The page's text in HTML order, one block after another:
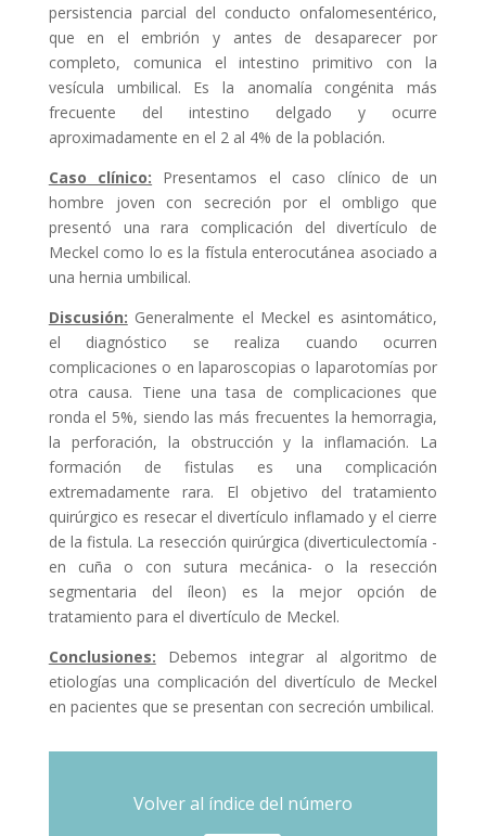
persistencia parcial del conducto onfalomesentérico,
que en el embrión y antes de desaparecer por
completo, comunica el intestino primitivo con la
vesícula umbilical. Es la anomalía congénita más
frecuente del intestino delgado y ocurre
aproximadamente en el 2 al 4% de la población.
Caso clínico: Presentamos el caso clínico de un
hombre joven con secreción por el ombligo que
presentó una rara complicación del divertículo de
Meckel como lo es la fístula enterocutánea asociado a
una hernia umbilical.
Discusión: Generalmente el Meckel es asintomático,
el diagnóstico se realiza cuando ocurren
complicaciones o en laparoscopias o laparotomías por
otra causa. Tiene una tasa de complicaciones que
ronda el 5%, siendo las más frecuentes la hemorragia,
la perforación, la obstrucción y la inflamación. La
formación de fistulas es una complicación
extremadamente rara. El objetivo del tratamiento
quirúrgico es resecar el divertículo inflamado y el cierre
de la fistula. La resección quirúrgica (diverticulectomía -
en cuña o con sutura mecánica- o la resección
segmentaria del íleon) es la mejor opción de
tratamiento para el divertículo de Meckel.
Conclusiones: Debemos integrar al algoritmo de
etiologías una complicación del divertículo de Meckel
en pacientes que se presentan con secreción umbilical.
Volver al índice del número